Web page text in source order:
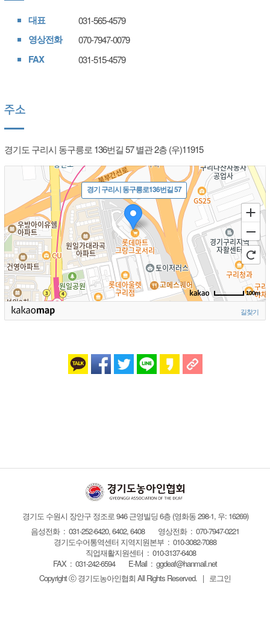
대표 031-565-4579
영상전화 070-7947-0079
FAX 031-515-4579
주소
경기도 구리시 동구릉로 136번길 57 별관 2층 (우)11915
경기 구리시 동구릉로136번길 57
100m
길찾기
경기도 수원시 장안구 정조로 946 근영빌딩 6층 (영화동 298-1, 우: 16269)
음성전화 : 031-252-6420, 6402, 6408
영상전화 : 070-7947-0221
경기도수어통역센터 지역지원본부 : 010-3082-7088
직업재활지원센터 : 010-3137-6408
FAX : 031-242-6594 E-Mail :ggdeaf@hanmail.net
Copyright ⓒ 경기도농아인협회 All Rights Reserved. | 로그인